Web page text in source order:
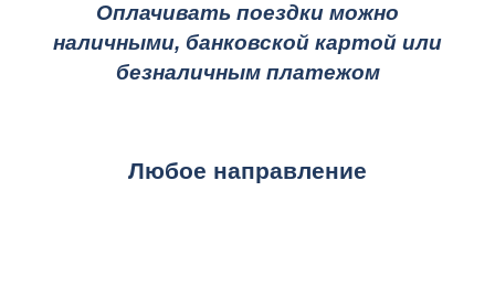
Оплачивать поездки можно
наличными, банковской картой или
безналичным платежом
Любое направление